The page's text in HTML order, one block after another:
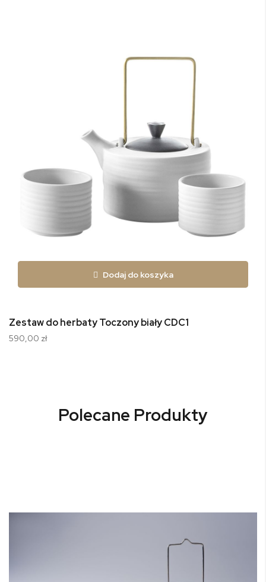
Dodaj do koszyka
Zestaw do herbaty Toczony biały CDC1
590,00 zł
Polecane Produkty